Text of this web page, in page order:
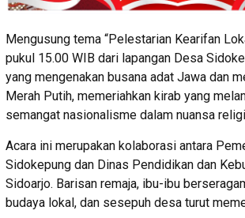
Mengusung tema “Pelestarian Kearifan
pukul 15.00 WIB dari lapangan Desa
yang mengenakan busana adat Jawa dan
Merah Putih, memeriahkan kirab yang
semangat nasionalisme dalam nuansa
Acara ini merupakan kolaborasi antara
Sidokepung dan Dinas Pendidikan dan
Sidoarjo. Barisan remaja, ibu-ibu
budaya lokal, dan sesepuh desa turut